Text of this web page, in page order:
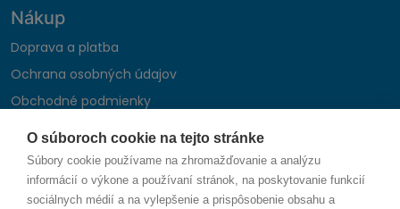
O súboroch cookie na tejto stránke
Súbory cookie používame na zhromažďovanie a analýzu
informácií o výkone a používaní stránok, na poskytovanie funkcií
sociálnych médií a na vylepšenie a prispôsobenie obsahu a
Nákup
Doprava a platba
Ochrana osobných údajov
Obchodné podmienky
Reklamačný poriadok
Montáž autohifi
Formulár na odstúpenie od zmluvy